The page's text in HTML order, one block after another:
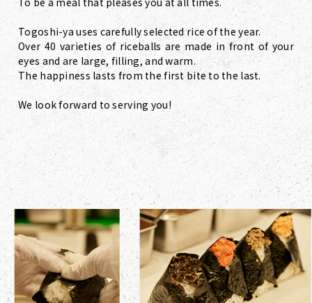
Togoshi-ya uses carefully selected rice of the year.
Over 40 varieties of riceballs are made in front of your
eyes and are large, filling, and warm.
The happiness lasts from the first bite to the last.
We look forward to serving you!